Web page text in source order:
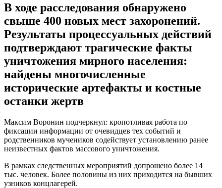
В ходе расследования обнаружено
свыше 400 новых мест захоронений.
Результаты процессуальных действий
подтверждают трагические факты
уничтожения мирного населения:
найдены многочисленные
исторические артефакты и костные
останки жертв
Максим Воронин подчеркнул: кропотливая работа по
фиксации информации от очевидцев тех событий и
родственников мучеников содействует установлению ранее
неизвестных фактов массового уничтожения.
В рамках следственных мероприятий допрошено более 14
тыс. человек. Более половины из них приходится на бывших
узников концлагерей.